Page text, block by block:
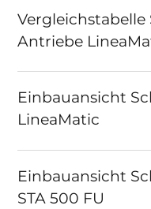
Vergleichstabelle
Antriebe
Einbauansicht
LineaMatic
Einbauansicht
STA 500 FU